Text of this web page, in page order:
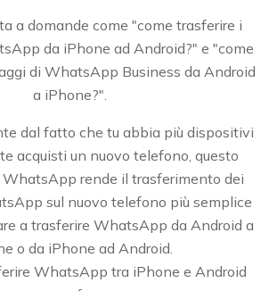
a domande come "come trasferire i
da iPhone ad Android?" e "come
di WhatsApp Business da Android
a iPhone?".
dal fatto che tu abbia più dispositivi
acquisti un nuovo telefono, questo
rende il trasferimento dei
sul nuovo telefono più semplice
a trasferire WhatsApp da Android a
o da iPhone ad Android.
WhatsApp tra iPhone e Android